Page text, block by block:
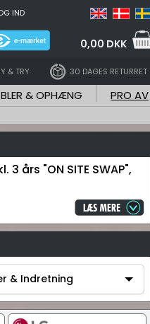
IND
0,00 DKK
& TRY 30 DAGES RETURRET
& OPHÆNG PRO AV
års "ON SITE SWAP",
& Indretning
& Indretning